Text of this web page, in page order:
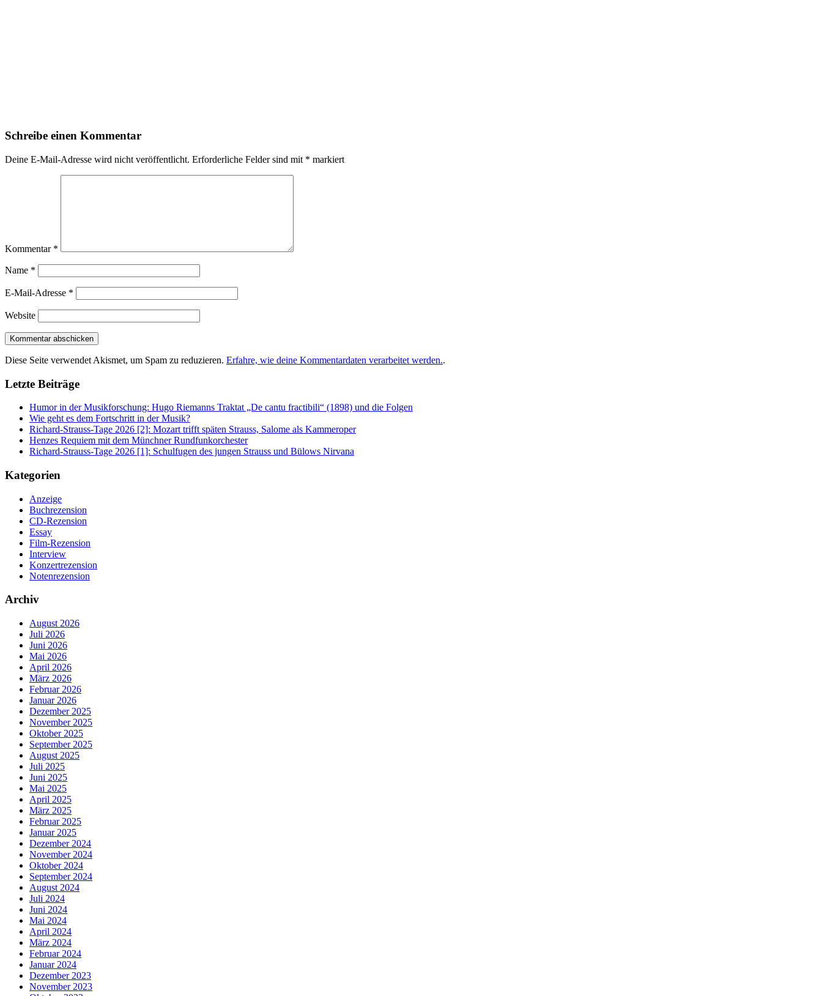
Schreibe einen Kommentar
Deine E-Mail-Adresse wird nicht veröffentlicht. Erforderliche Felder sind mit * markiert
Kommentar *
Name *
E-Mail-Adresse *
Website
Diese Seite verwendet Akismet, um Spam zu reduzieren. Erfahre, wie deine Kommentardaten verarbeitet werden..
Letzte Beiträge
Humor in der Musikforschung: Hugo Riemanns Traktat „De cantu fractibili“ (1898) und die Folgen
Wie geht es dem Fortschritt in der Musik?
Richard-Strauss-Tage 2026 [2]: Mozart trifft späten Strauss, Salome als Kammeroper
Henzes Requiem mit dem Münchner Rundfunkorchester
Richard-Strauss-Tage 2026 [1]: Schulfugen des jungen Strauss und Bülows Nirvana
Kategorien
Anzeige
Buchrezension
CD-Rezension
Essay
Film-Rezension
Interview
Konzertrezension
Notenrezension
Archiv
August 2026
Juli 2026
Juni 2026
Mai 2026
April 2026
März 2026
Februar 2026
Januar 2026
Dezember 2025
November 2025
Oktober 2025
September 2025
August 2025
Juli 2025
Juni 2025
Mai 2025
April 2025
März 2025
Februar 2025
Januar 2025
Dezember 2024
November 2024
Oktober 2024
September 2024
August 2024
Juli 2024
Juni 2024
Mai 2024
April 2024
März 2024
Februar 2024
Januar 2024
Dezember 2023
November 2023